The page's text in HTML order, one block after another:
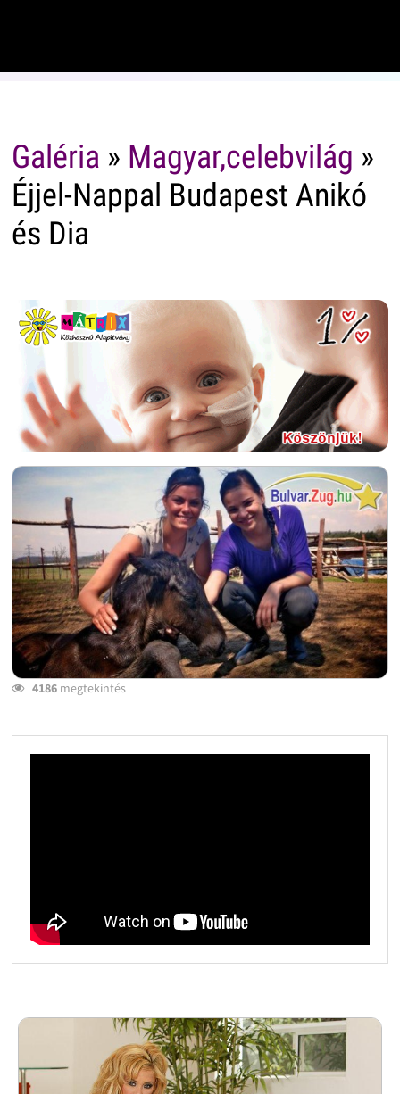
Galéria » Magyar,celebvilág »
Éjjel-Nappal Budapest Anikó
és Dia
4186megtekintés